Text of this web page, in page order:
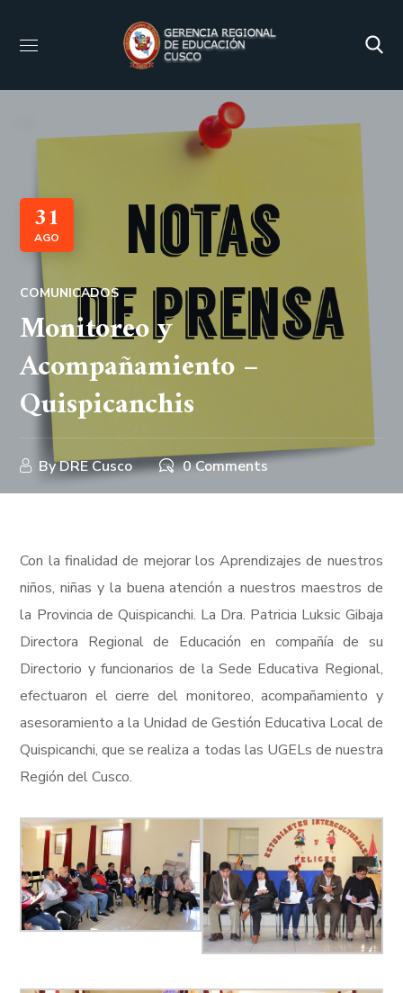
31
AGO
COMUNICADOS
Monitoreo y
Acompañamiento –
Quispicanchis
ByDRE Cusco 0 Comments
Con la finalidad de mejorar los Aprendizajes de nuestros
niños, niñas y la buena atención a nuestros maestros de
la Provincia de Quispicanchi. La Dra. Patricia Luksic Gibaja
Directora Regional de Educación en compañía de su
Directorio y funcionarios de la Sede Educativa Regional,
efectuaron el cierre del monitoreo, acompañamiento y
asesoramiento a la Unidad de Gestión Educativa Local de
Quispicanchi, que se realiza a todas las UGELs de nuestra
Región del Cusco.